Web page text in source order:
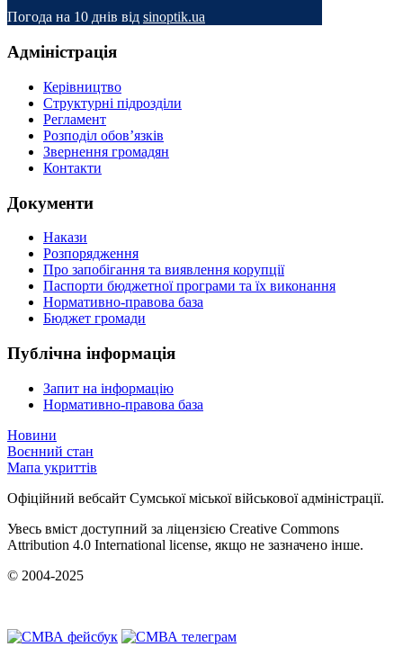
Погода на 10 днів від sinoptik.ua
Адміністрація
Керівництво
Структурні підрозділи
Регламент
Розподіл обов’язків
Звернення громадян
Контакти
Документи
Накази
Розпорядження
Про запобігання та виявлення корупції
Паспорти бюджетної програми та їх виконання
Нормативно-правова база
Бюджет громади
Публічна інформація
Запит на інформацію
Нормативно-правова база
Новини
Воєнний стан
Мапа укриттів
Офіційний вебсайт Сумської міської військової адміністрації.
Увесь вміст доступний за ліцензією Creative Commons
Attribution 4.0 International license, якщо не зазначено інше.
© 2004-2025